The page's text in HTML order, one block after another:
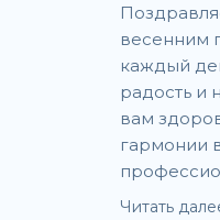
весенним
каждый
радость и
вам
гармонии
Читать